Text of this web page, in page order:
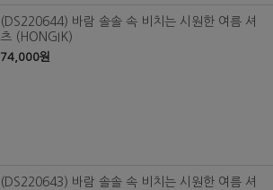
(DS220644) 바람 솔솔 속 비치는 시원한 여름 셔
츠 (HONGIK)
74,000원
(DS220643) 바람 솔솔 속 비치는 시원한 여름 셔